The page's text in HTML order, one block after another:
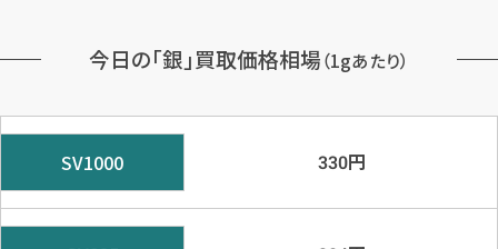
今日の「銀」買取価格相場（1gあたり）
SV1000 330円